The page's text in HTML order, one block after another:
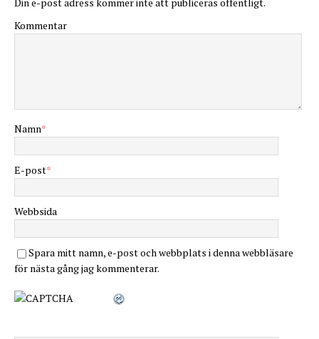
Kommentar
Namn*
E-post*
Webbsida
Spara mitt namn, e-post och webbplats i denna webbläsare
för nästa gång jag kommenterar.